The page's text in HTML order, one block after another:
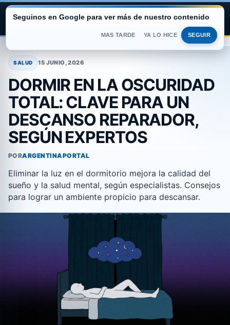
contenido
ARGENTINA PORTAL
SALUD 15 JUNIO, 2026
DORMIR EN LA OSCURIDAD
TOTAL: CLAVE PARA UN
DESCANSO REPARADOR,
SEGÚN EXPERTOS
PORARGENTINAPORTAL
Eliminar la luz en el dormitorio mejora la calidad del
sueño y la salud mental, según especialistas. Consejos
para lograr un ambiente propicio para descansar.
Seguinos en Google para ver más de nuestro contenido
MAS TARDE YA LO HICE SEGUIR